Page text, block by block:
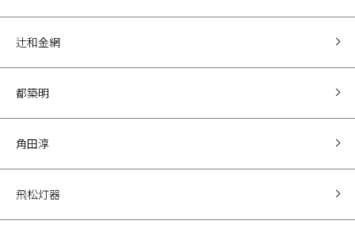
辻和金網
都築明
角田淳
飛松灯器